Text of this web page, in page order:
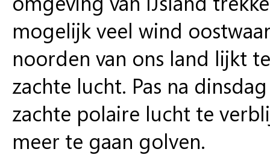
mogelijk veel wind
noorden van ons land lijkt
zachte lucht. Pas na
zachte polaire lucht te
meer te gaan golven.